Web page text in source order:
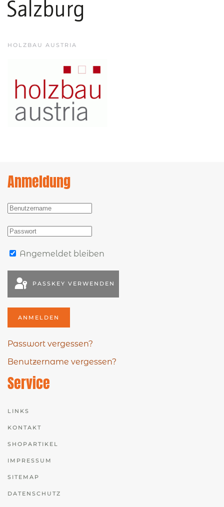
HOLZBAU AUSTRIA
Anmeldung
Angemeldet bleiben
PASSKEY VERWENDEN
ANMELDEN
Passwort vergessen?
Benutzername vergessen?
Service
LINKS
KONTAKT
SHOPARTIKEL
IMPRESSUM
SITEMAP
DATENSCHUTZ